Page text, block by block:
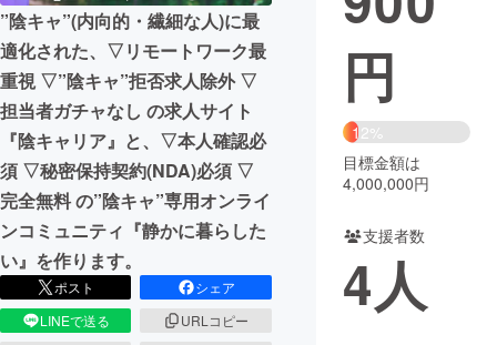
まちづくり・地域活性化
CAMPFIRE for Social Good
CAMPFIRE Creation
CAMPFIREふるさと納税
コミュニティ
”陰キャ”(内向的・繊細な人)に最
適化された、▽リモートワーク最
重視 ▽”陰キャ”拒否求人除外 ▽
担当者ガチャなし の求人サイト
『陰キャリア』と、▽本人確認必
須 ▽秘密保持契約(NDA)必須 ▽
完全無料 の”陰キャ”専用オンライ
ンコミュニティ『静かに暮らした
い』を作ります。
ポスト
シェア
LINEで送る
URLコピー
円
12%
目標金額は
4,000,000円
支援者数
4人